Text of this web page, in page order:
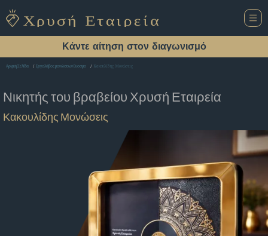
Κάντε αίτηση στον διαγωνισμό
Αρχική Σελίδα Εργολάβος μονώσεων Ευοσμο Κακουλίδης Μονώσεις
Νικητής του βραβείου Χρυσή Εταιρεία
Κακουλίδης Μονώσεις